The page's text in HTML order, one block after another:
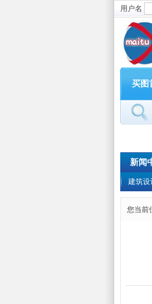
用户名
买图
新闻
建筑设
您当前